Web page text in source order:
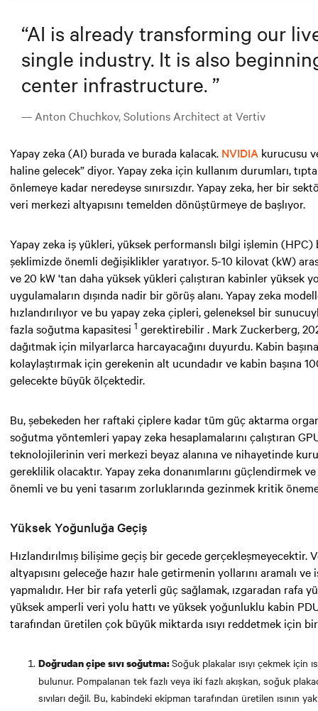
“AI is already transforming our
single industry. It is also
center infrastructure.”
— Anton Chuchkov, Solutions Architect at Vertiv
Yapay zeka (AI) burada ve burada kalacak. NVIDIA kurucusu
haline gelecek” diyor. Yapay zeka için kullanım durumları,
önlemeye kadar neredeyse sınırsızdır. Yapay zeka, her bir
veri merkezi altyapısını temelden dönüştürmeye de başlıyor.
Yapay zeka iş yükleri, yüksek performanslı bilgi işlemin
şeklimizde önemli değişiklikler yaratıyor.5-10 kilovat (kW)
ve20 kW'tan daha yüksek yükleri çalıştıran kabinler
uygulamaların dışında nadir bir görüş alanı. Yapay zeka
hızlandırılıyor ve bu yapay zeka çipleri, geleneksel bir
fazla soğutma kapasitesi 1 gerektirebilir. Mark Zuckerberg,
dağıtmak için milyarlarca harcayacağını duyurdu. Kabin
kolaylaştırmak için gerekenin alt ucundadır ve kabin başına
gelecekte büyük ölçektedir.
Bu, şebekeden her raftaki çiplere kadar tüm güç aktarma
soğutma yöntemleri yapay zeka hesaplamalarını çalıştıran
teknolojilerinin veri merkezi beyaz alanına ve nihayetinde
gereklilik olacaktır. Yapay zeka donanımlarını güçlendirmek
önemli ve bu yeni tasarım zorluklarında gezinmek kritik
Yüksek Yoğunluğa Geçiş
Hızlandırılmış bilişime geçiş bir gecede gerçekleşmeyecektir.
altyapısını geleceğe hazır hale getirmenin yollarını
yapmalıdır. Her bir rafa yeterli güç sağlamak, ızgaradan rafa
yüksek amperli veri yolu hattı ve yüksek yoğunluklu kabin
tarafından üretilen çok büyük miktarda ısıyı reddetmek için
Doğrudan çipe sıvı soğutma:Soğuk plakalar ısıyı çekmek
bulunur. Pompalanan tek fazlı veya iki fazlı akışkan, soğuk
sıvıları değil. Bu, kabindeki ekipman tarafından üretilen ısının